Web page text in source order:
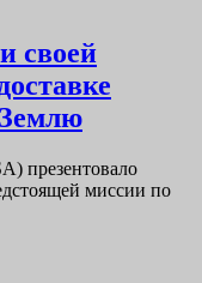
своей
презентовало
миссии по